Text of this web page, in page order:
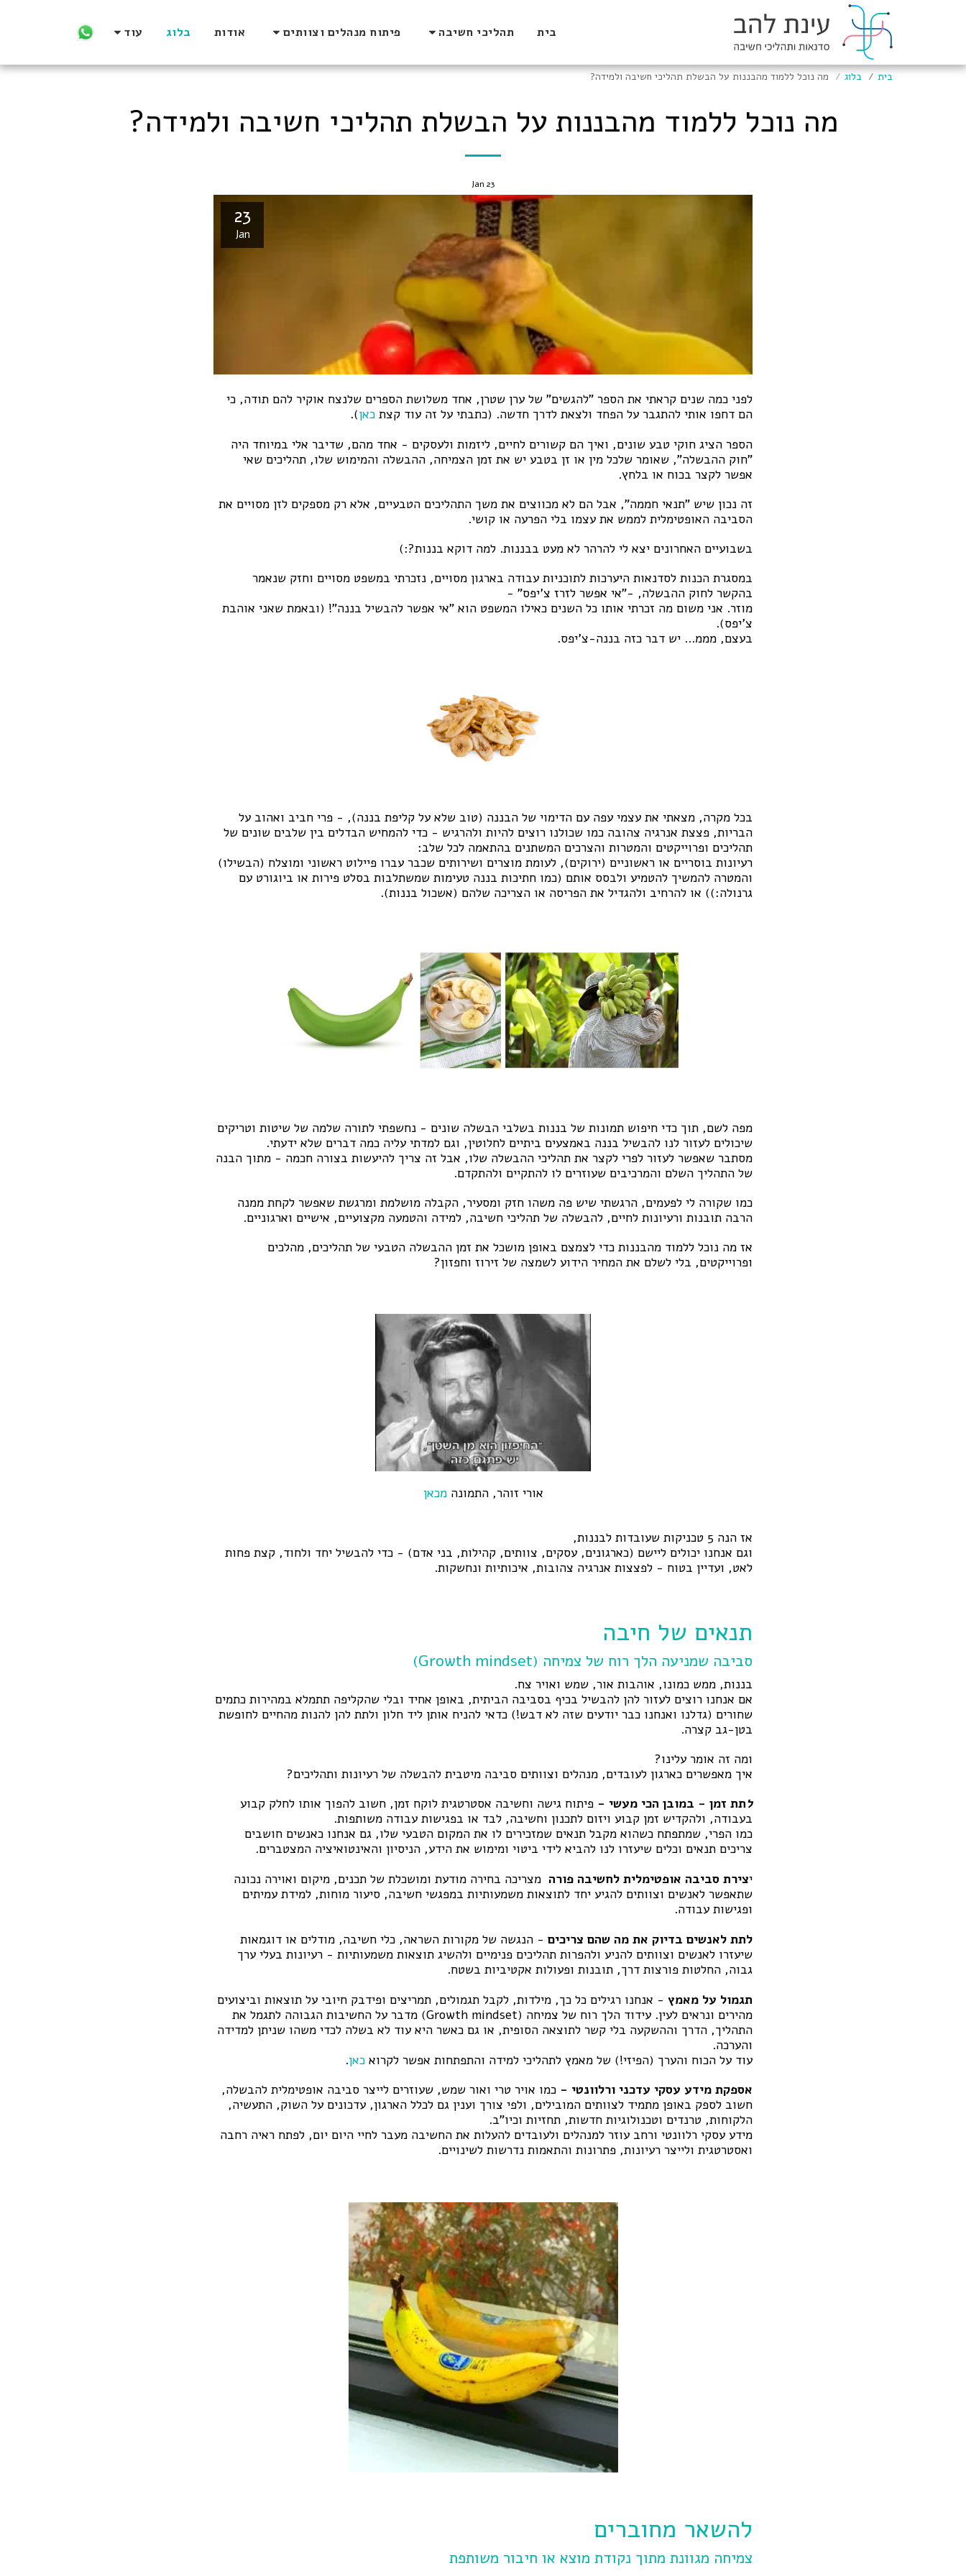
בית תהליכי חשיבה פיתוח מנהלים וצוותים אודות בלוג עוד
בית בלוג מה נוכל ללמוד מהבננות על הבשלת תהליכי חשיבה ולמידה?
מה נוכל ללמוד מהבננות על הבשלת תהליכי חשיבה ולמידה?
23
Jan
23
Jan
לפני כמה שנים קראתי את הספר "להגשים" של ערן שטרן, אחד משלושת הספרים שלנצח אוקיר להם תודה, כי
הם דחפו אותי להתגבר על הפחד ולצאת לדרך חדשה. (כתבתי על זה עוד קצת כאן).
הספר הציג חוקי טבע שונים, ואיך הם קשורים לחיים, ליזמות ולעסקים - אחד מהם, שדיבר אלי במיוחד היה
"חוק ההבשלה", שאומר שלכל מין או זן בטבע יש את זמן הצמיחה, ההבשלה והמימוש שלו, תהליכים שאי
אפשר לקצר בכוח או בלחץ.
זה נכון שיש "תנאי חממה", אבל הם לא מכווצים את משך התהליכים הטבעיים, אלא רק מספקים לזן מסויים את
הסביבה האופטימלית לממש את עצמו בלי הפרעה או קושי.
בשבועיים האחרונים יצא לי להרהר לא מעט בבננות. למה דוקא בננות?:)
במסגרת הכנות לסדנאות היערכות לתוכניות עבודה בארגון מסויים, נזכרתי במשפט מסויים וחזק שנאמר
בהקשר לחוק ההבשלה, -"אי אפשר לזרז צ'יפס" -
מוזר. אני משום מה זכרתי אותו כל השנים כאילו המשפט הוא "אי אפשר להבשיל בננה"! (ובאמת שאני אוהבת
צ'יפס).
בעצם, מממ... יש דבר כזה בננה-צ'יפס.
בכל מקרה, מצאתי את עצמי עפה עם הדימוי של הבננה (טוב שלא על קליפת בננה), - פרי חביב ואהוב על
הבריות, פצצת אנרגיה צהובה כמו שכולנו רוצים להיות ולהרגיש - כדי להמחיש הבדלים בין שלבים שונים של
תהליכים ופרוייקטים והמטרות והצרכים המשתנים בהתאמה לכל שלב:
רעיונות בוסריים או ראשוניים (ירוקים), לעומת מוצרים ושירותים שכבר עברו פיילוט ראשוני ומוצלח (הבשילו)
והמטרה להמשיך להטמיע ולבסס אותם (כמו חתיכות בננה טעימות שמשתלבות בסלט פירות או ביוגורט עם
גרנולה:)) או להרחיב ולהגדיל את הפריסה או הצריכה שלהם (אשכול בננות).
מפה לשם, תוך כדי חיפוש תמונות של בננות בשלבי הבשלה שונים - נחשפתי לתורה שלמה של שיטות וטריקים
שיכולים לעזור לנו להבשיל בננה באמצעים ביתיים לחלוטין, וגם למדתי עליה כמה דברים שלא ידעתי.
מסתבר שאפשר לעזור לפרי לקצר את תהליכי ההבשלה שלו, אבל זה צריך להיעשות בצורה חכמה - מתוך הבנה
של התהליך השלם והמרכיבים שעוזרים לו להתקיים ולהתקדם.
כמו שקורה לי לפעמים, הרגשתי שיש פה משהו חזק ומסעיר, הקבלה מושלמת ומרגשת שאפשר לקחת ממנה
הרבה תובנות ורעיונות לחיים, להבשלה של תהליכי חשיבה, למידה והטמעה מקצועיים, אישיים וארגוניים.
אז מה נוכל ללמוד מהבננות כדי לצמצם באופן מושכל את זמן ההבשלה הטבעי של תהליכים, מהלכים
ופרוייקטים, בלי לשלם את המחיר הידוע לשמצה של זירוז וחפזון?
אורי זוהר, התמונהמכאן
אז הנה 5 טכניקות שעובדות לבננות,
וגם אנחנו יכולים ליישם (כארגונים, עסקים, צוותים, קהילות, בני אדם) - כדי להבשיל יחד ולחוד, קצת פחות
לאט, ועדיין בטוח - לפצצות אנרגיה צהובות, איכותיות ונחשקות.
תנאים של חיבה
סביבה שמניעה הלך רוח של צמיחה (Growth mindset)
בננות, ממש כמונו, אוהבות אור, שמש ואויר צח.
אם אנחנו רוצים לעזור להן להבשיל בכיף בסביבה הביתית, באופן אחיד ובלי שהקליפה תתמלא במהירות כתמים
שחורים (גדלנו ואנחנו כבר יודעים שזה לא דבש!) כדאי להניח אותן ליד חלון ולתת להן להנות מהחיים לחופשת
בטן-גב קצרה.
ומה זה אומר עלינו?
איך מאפשרים כארגון לעובדים, מנהלים וצוותים סביבה מיטבית להבשלה של רעיונות ותהליכים?
לתת זמן - במובן הכי מעשי - פיתוח גישה וחשיבה אסטרטגית לוקח זמן, חשוב להפוך אותו לחלק קבוע
בעבודה, ולהקדיש זמן קבוע ויזום לתכנון וחשיבה, לבד או בפגישות עבודה משותפות.
כמו הפרי, שמתפתח כשהוא מקבל תנאים שמזכירים לו את המקום הטבעי שלו, גם אנחנו כאנשים חושבים
צריכים תנאים וכלים שיעזרו לנו להביא לידי ביטוי ומימוש את הידע, הניסיון והאינטואיציה המצטברים.
יצירת סביבה אופטימלית לחשיבה פורה מצריכה בחירה מודעת ומושכלת של תכנים, מיקום ואוירה נכונה
שתאפשר לאנשים וצוותים להגיע יחד לתוצאות משמעותיות במפגשי חשיבה, סיעור מוחות, למידת עמיתים
ופגישות עבודה.
לתת לאנשים בדיוק את מה שהם צריכים - הנגשה של מקורות השראה, כלי חשיבה, מודלים או דוגמאות
שיעזרו לאנשים וצוותים להניע ולהפרות תהליכים פנימיים ולהשיג תוצאות משמעותיות - רעיונות בעלי ערך
גבוה, החלטות פורצות דרך, תובנות ופעולות אקטיביות בשטח.
תגמול על מאמץ - אנחנו רגילים כל כך, מילדות, לקבל תגמולים, תמריצים ופידבק חיובי על תוצאות וביצועים
מהירים ונראים לעין. עידוד הלך רוח של צמיחה (Growth mindset) מדבר על החשיבות הגבוהה לתגמל את
התהליך, הדרך וההשקעה בלי קשר לתוצאה הסופית, או גם כאשר היא עוד לא בשלה לכדי משהו שניתן למדידה
והערכה.
עוד על הכוח והערך (הפיזי!) של מאמץ לתהליכי למידה והתפתחות אפשר לקרוא כאן.
אספקת מידע עסקי עדכני ורלוונטי - כמו אויר טרי ואור שמש, שעוזרים לייצר סביבה אופטימלית להבשלה,
חשוב לספק באופן מתמיד לצוותים המובילים, ולפי צורך וענין גם לכלל הארגון, עדכונים על השוק, התעשיה,
הלקוחות, טרנדים וטכנולוגיות חדשות, תחזיות וכיו"ב.
מידע עסקי רלוונטי ורחב עוזר למנהלים ולעובדים להעלות את החשיבה מעבר לחיי היום יום, לפתח ראיה רחבה
ואסטרטגית ולייצר רעיונות, פתרונות והתאמות נדרשות לשינויים.
להשאר מחוברים
צמיחה מגוונת מתוך נקודת מוצא או חיבור משותפת